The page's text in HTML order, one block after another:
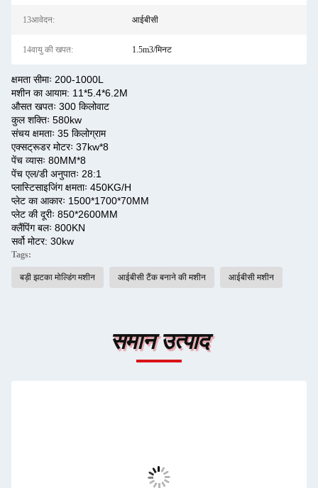
13आवेदन: आईबीसी
14वायु की खपत: 1.5m3/मिनट
क्षमता सीमाः 200-1000L
मशीन का आयाम: 11*5.4*6.2M
औसत खपतः 300 किलोवाट
कुल शक्तिः 580kw
संचय क्षमताः 35 किलोग्राम
एक्सट्रूडर मोटरः 37kw*8
पेंच व्यासः 80MM*8
पेंच एल/डी अनुपातः 28:1
प्लास्टिसाइजिंग क्षमताः 450KG/H
प्लेट का आकारः 1500*1700*70MM
प्लेट की दूरीः 850*2600MM
क्लैंपिंग बलः 800KN
सर्वो मोटर: 30kw
Tags:
बड़ी झटका मोल्डिंग मशीन आईबीसी टैंक बनाने की मशीन आईबीसी मशीन
समान उत्पाद